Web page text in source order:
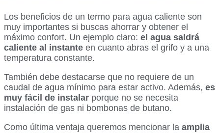
Los beneficios de un termo para agua caliente son
muy importantes si buscas ahorrar y obtener el
máximo confort. Un ejemplo claro: el agua saldrá
caliente al instante en cuanto abras el grifo y a una
temperatura constante.
También debe destacarse que no requiere de un
caudal de agua mínimo para estar activo. Además, es
muy fácil de instalar porque no se necesita
instalación de gas ni bombonas de butano.
Como última ventaja queremos mencionar la amplia